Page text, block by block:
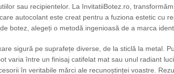
sau recipientelor. La InvitatiiBotez.ro,
autocolant este creat pentru a fuziona estetic cu
botez, alegeți o metodă ingenioasă de a marca
sigură pe suprafețe diverse, de la sticlă la metal.
varia între un finisaj catifelat mat sau unul radiant
în veritabile mărci ale recunoștinței voastre.